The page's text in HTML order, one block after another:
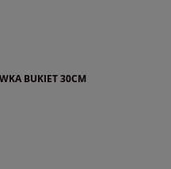
BUKIET 30CM